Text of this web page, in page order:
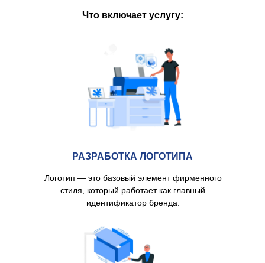
РАЗРАБОТКА ЛОГОТИПА
Логотип — это базовый элемент фирменного
стиля, который работает как главный
идентификатор бренда.
Что включает услугу: